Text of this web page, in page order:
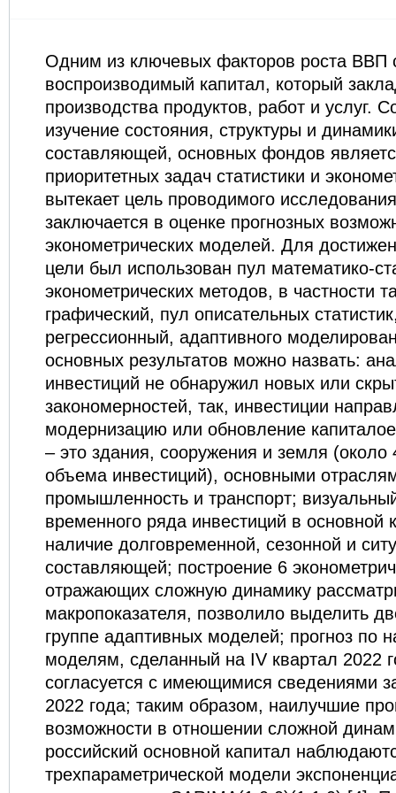
Одним из ключевых факторов роста ВВП
воспроизводимый капитал, который
производства продуктов, работ и услуг.
изучение состояния, структуры и
составляющей, основных фондов
приоритетных задач статистики и
вытекает цель проводимого
заключается в оценке прогнозных
эконометрических моделей. Для
цели был использован пул математико-
эконометрических методов, в частности
графический, пул описательных
регрессионный, адаптивного
основных результатов можно назвать:
инвестиций не обнаружил новых или
закономерностей, так, инвестиции
модернизацию или обновление
– это здания, сооружения и земля (около
объема инвестиций), основными
промышленность и транспорт;
временного ряда инвестиций в основной
наличие долговременной, сезонной и
составляющей; построение 6
отражающих сложную динамику
макропоказателя, позволило выделить
группе адаптивных моделей; прогноз по
моделям, сделанный на IV квартал 2022
согласуется с имеющимися сведениями
2022 года; таким образом, наилучшие
возможности в отношении сложной
российский основной капитал
трехпараметрической модели